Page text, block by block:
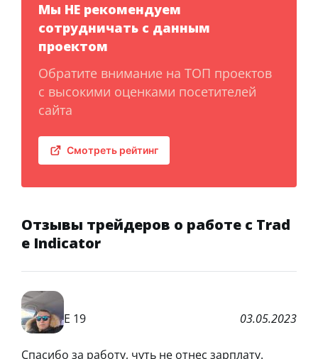
Мы НЕ рекомендуем
сотрудничать с данным
проектом
Обратите внимание на ТОП проектов
с высокими оценками посетителей
сайта
Смотреть рейтинг
Отзывы трейдеров о работе с Trad
e Indicator
Е 19 03.05.2023
Спасибо за работу, чуть не отнес зарплату.